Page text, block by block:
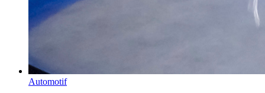
Automotif